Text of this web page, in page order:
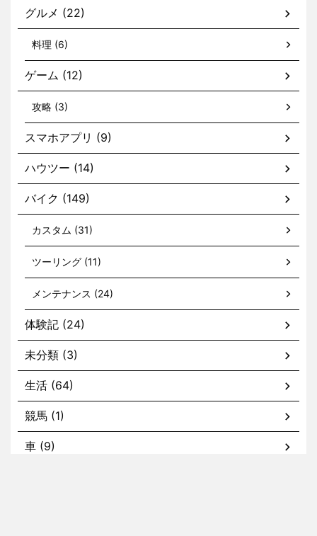
グルメ (22)
料理 (6)
ゲーム (12)
攻略 (3)
スマホアプリ (9)
ハウツー (14)
バイク (149)
カスタム (31)
ツーリング (11)
メンテナンス (24)
体験記 (24)
未分類 (3)
生活 (64)
競馬 (1)
車 (9)